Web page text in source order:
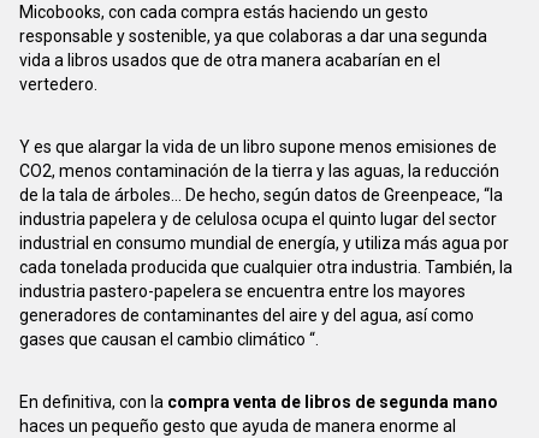
Micobooks, con cada compra estás haciendo un gesto
responsable y sostenible, ya que colaboras a dar una segunda
vida a libros usados que de otra manera acabarían en el
vertedero.
Y es que alargar la vida de un libro supone menos emisiones de
CO2, menos contaminación de la tierra y las aguas, la reducción
de la tala de árboles... De hecho, según datos de Greenpeace, “la
industria papelera y de celulosa ocupa el quinto lugar del sector
industrial en consumo mundial de energía, y utiliza más agua por
cada tonelada producida que cualquier otra industria. También, la
industria pastero-papelera se encuentra entre los mayores
generadores de contaminantes del aire y del agua, así como
gases que causan el cambio climático “.
En definitiva, con la compra venta de libros de segunda mano
haces un pequeño gesto que ayuda de manera enorme al